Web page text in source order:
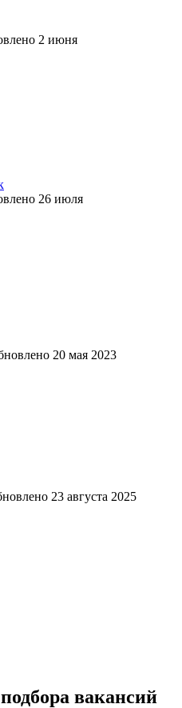
2 июня
26 июля
20 мая 2023
23 августа 2025
вакансий